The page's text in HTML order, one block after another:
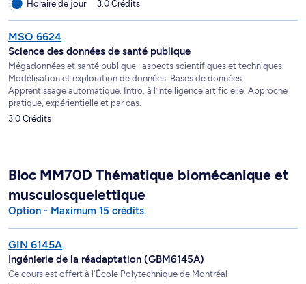
Horaire de jour
3.0 Crédits
MSO 6624
Science des données de santé publique
Mégadonnées et santé publique : aspects scientifiques et techniques.
Modélisation et exploration de données. Bases de données.
Apprentissage automatique. Intro. à l’intelligence artificielle. Approche
pratique, expérientielle et par cas.
3.0 Crédits
Bloc MM70D Thématique biomécanique et
musculosquelettique
Option - Maximum 15 crédits.
GIN 6145A
Ingénierie de la réadaptation (GBM6145A)
Ce cours est offert à l'École Polytechnique de Montréal